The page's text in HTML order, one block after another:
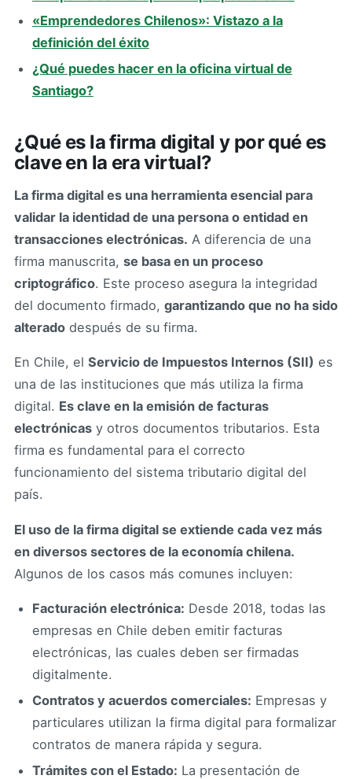
«Emprendedores Chilenos»: Vistazo a la
definición del éxito
¿Qué puedes hacer en la oficina virtual de
Santiago?
¿Qué es la firma digital y por qué es
clave en la era virtual?
La firma digital es una herramienta esencial para
validar la identidad de una persona o entidad en
transacciones electrónicas. A diferencia de una
firma manuscrita, se basa en un proceso
criptográfico. Este proceso asegura la integridad
del documento firmado, garantizando que no ha sido
alterado después de su firma.
En Chile, el Servicio de Impuestos Internos (SII) es
una de las instituciones que más utiliza la firma
digital. Es clave en la emisión de facturas
electrónicas y otros documentos tributarios. Esta
firma es fundamental para el correcto
funcionamiento del sistema tributario digital del
país.
El uso de la firma digital se extiende cada vez más
en diversos sectores de la economía chilena.
Algunos de los casos más comunes incluyen:
Facturación electrónica: Desde 2018, todas las
empresas en Chile deben emitir facturas
electrónicas, las cuales deben ser firmadas
digitalmente.
Contratos y acuerdos comerciales: Empresas y
particulares utilizan la firma digital para formalizar
contratos de manera rápida y segura.
Trámites con el Estado: La presentación de